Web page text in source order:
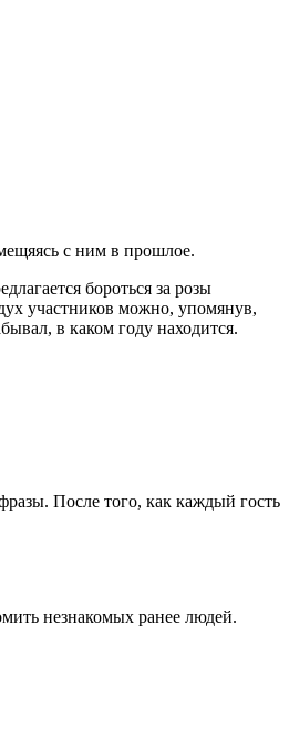
с ним в прошлое.
бороться за розы
участников можно, упомянув,
в каком году находится.
После того, как каждый гость
незнакомых ранее людей.